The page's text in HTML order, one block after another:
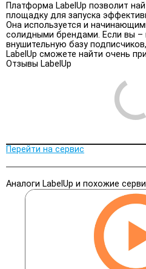
Платформа LabelUp позволит
площадку для запуска
Она используется и
солидными брендами. Если вы –
внушительную базу
LabelUp сможете найти очень
Отзывы LabelUp
Перейти на сервис
Аналоги LabelUp и похожие